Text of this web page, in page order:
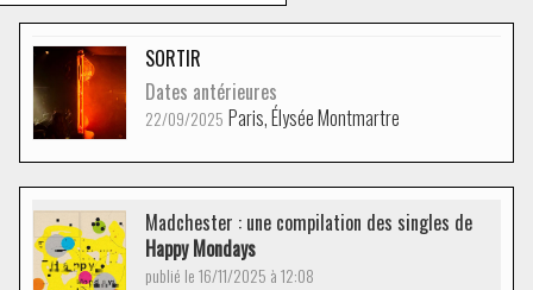
SORTIR
Dates antérieures
22/09/2025 Paris, Élysée Montmartre
Madchester : une compilation des singles de
Happy Mondays
publié le 16/11/2025 à 12:08